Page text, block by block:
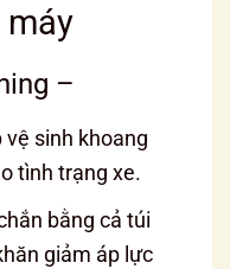
máy
–
sinh khoang
tình trạng xe.
bằng cả túi
giảm áp lực